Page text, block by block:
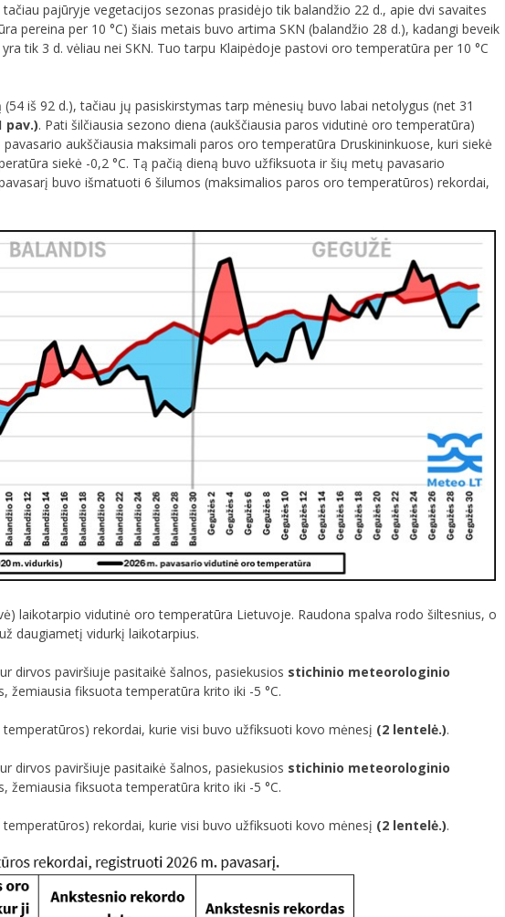
pajūryje vegetacijos sezonas prasidėjo tik balandžio 22 d., apie dvi savaites
pereina per 10 °C) šiais metais buvo artima SKN (balandžio 28 d.), kadangi beveik
tik 3 d. vėliau nei SKN. Tuo tarpu Klaipėdoje pastovi oro temperatūra per 10 °C
iš 92 d.), tačiau jų pasiskirstymas tarp mėnesių buvo labai netolygus (net 31
pav.). Pati šilčiausia sezono diena (aukščiausia paros vidutinė oro temperatūra)
aukščiausia maksimali paros oro temperatūra Druskininkuose, kuri siekė
siekė -0,2 °C. Tą pačią dieną buvo užfiksuota ir šių metų pavasario
buvo išmatuoti 6 šilumos (maksimalios paros oro temperatūros) rekordai,
laikotarpio vidutinė oro temperatūra Lietuvoje. Raudona spalva rodo šiltesnius, o
daugiametį vidurkį laikotarpius.
dirvos paviršiuje pasitaikė šalnos, pasiekusios stichinio meteorologinio
žemiausia fiksuota temperatūra krito iki -5 °C.
rekordai, kurie visi buvo užfiksuoti kovo mėnesį (2 lentelė.).
dirvos paviršiuje pasitaikė šalnos, pasiekusios stichinio meteorologinio
žemiausia fiksuota temperatūra krito iki -5 °C.
rekordai, kurie visi buvo užfiksuoti kovo mėnesį (2 lentelė.).